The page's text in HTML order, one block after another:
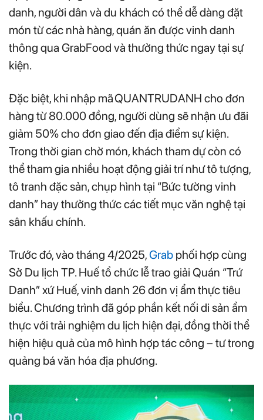
danh, người dân và du khách có thể dễ dàng đặt
món từ các nhà hàng, quán ăn được vinh danh
thông qua GrabFood và thưởng thức ngay tại sự
kiện.
Đặc biệt, khi nhập mã QUANTRUDANH cho đơn
hàng từ 80.000 đồng, người dùng sẽ nhận ưu đãi
giảm 50% cho đơn giao đến địa điểm sự kiện.
Trong thời gian chờ món, khách tham dự còn có
thể tham gia nhiều hoạt động giải trí như tô tượng,
tô tranh đặc sản, chụp hình tại “Bức tường vinh
danh” hay thưởng thức các tiết mục văn nghệ tại
sân khấu chính.
Trước đó, vào tháng 4/2025,Grab phối hợp cùng
Sở Du lịch TP. Huế tổ chức lễ trao giải Quán “Trứ
Danh” xứ Huế, vinh danh 26 đơn vị ẩm thực tiêu
biểu. Chương trình đã góp phần kết nối di sản ẩm
thực với trải nghiệm du lịch hiện đại, đồng thời thể
hiện hiệu quả của mô hình hợp tác công – tư trong
quảng bá văn hóa địa phương.